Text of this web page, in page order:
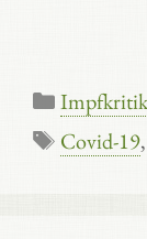
Kategorien
Impfkritik
Covid-19,